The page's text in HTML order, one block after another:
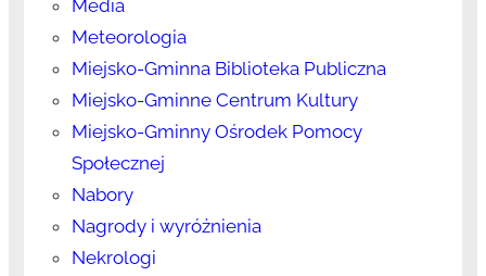
Media
Meteorologia
Miejsko-Gminna Biblioteka Publiczna
Miejsko-Gminne Centrum Kultury
Miejsko-Gminny Ośrodek Pomocy
Społecznej
Nabory
Nagrody i wyróżnienia
Nekrologi